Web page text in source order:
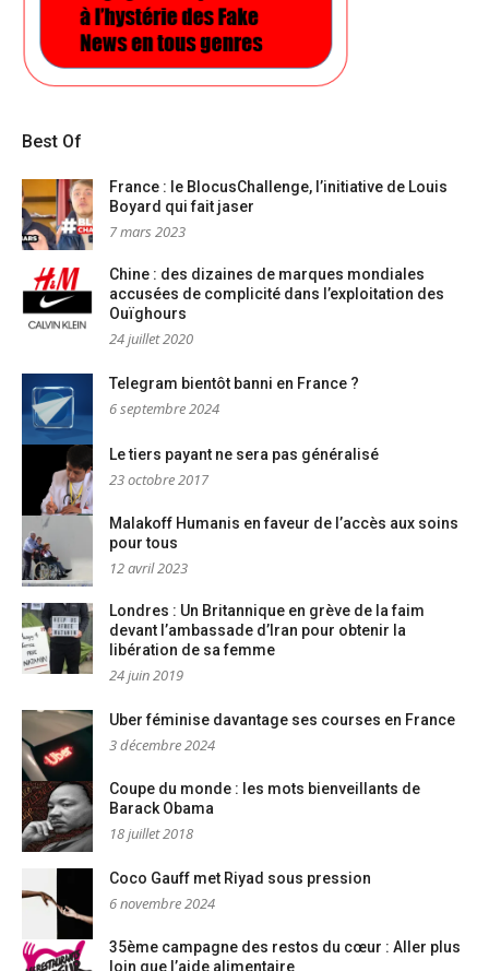
Best Of
France : le BlocusChallenge, l’initiative de Louis
Boyard qui fait jaser
7 mars 2023
Chine : des dizaines de marques mondiales
accusées de complicité dans l’exploitation des
Ouïghours
24 juillet 2020
Telegram bientôt banni en France ?
6 septembre 2024
Le tiers payant ne sera pas généralisé
23 octobre 2017
Malakoff Humanis en faveur de l’accès aux soins
pour tous
12 avril 2023
Londres : Un Britannique en grève de la faim
devant l’ambassade d’Iran pour obtenir la
libération de sa femme
24 juin 2019
Uber féminise davantage ses courses en France
3 décembre 2024
Coupe du monde : les mots bienveillants de
Barack Obama
18 juillet 2018
Coco Gauff met Riyad sous pression
6 novembre 2024
35ème campagne des restos du cœur : Aller plus
loin que l’aide alimentaire